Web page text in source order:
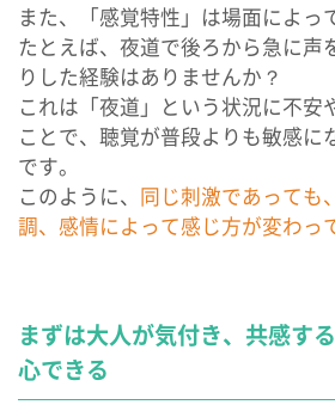
また、「感覚特性」は場面によっ
たとえば、夜道で後ろから急に声
りした経験はありませんか？
これは「夜道」という状況に不安
ことで、聴覚が普段よりも敏感に
です。
このように、 同じ刺激であっても
調、感情によって感じ方が変わっ
まずは大人が気付き、共感す
心できる